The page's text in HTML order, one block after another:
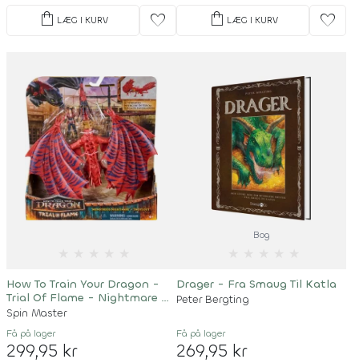
shopping_bag LÆG I KURV favorite shopping_bag LÆG I KURV favorite
How To Train Your Dragon -
Trial Of Flame - Nightmare &
Snotlout
Spin Master
Få på lager
299,95 kr
Bog
Drager - Fra Smaug Til Katla
Peter Bergting
Få på lager
269,95 kr